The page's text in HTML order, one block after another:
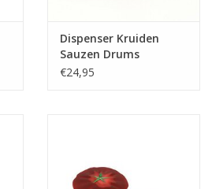
Dispenser Kruiden
Sauzen Drums
€24,95